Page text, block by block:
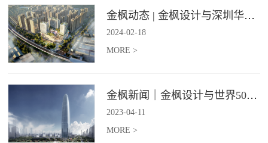
金枫动态 | 金枫设计与深圳华强集团携手打造华强商业旗舰项目——宝安华强广场美食街区
2024-02-18
MORE >
金枫新闻｜金枫设计与世界500强—索迪斯集团合作，携手打造广州星河湾中心美食广场
2023-04-11
MORE >